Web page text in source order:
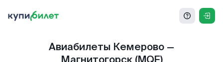
Авиабилеты Кемерово —